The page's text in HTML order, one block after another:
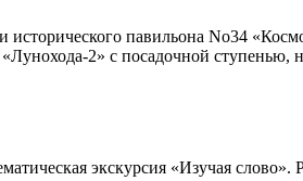
павильона No34
2» с посадочной
экскурсия «Изучая